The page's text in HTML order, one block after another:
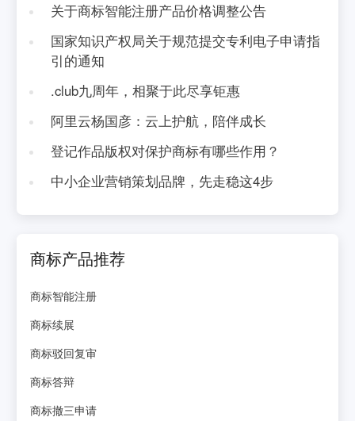
关于商标智能注册产品价格调整公告
国家知识产权局关于规范提交专利电子申请指
引的通知
.club九周年，相聚于此尽享钜惠
阿里云杨国彦：云上护航，陪伴成长
登记作品版权对保护商标有哪些作用？
中小企业营销策划品牌，先走稳这4步
商标产品推荐
商标智能注册
商标续展
商标驳回复审
商标答辩
商标撤三申请